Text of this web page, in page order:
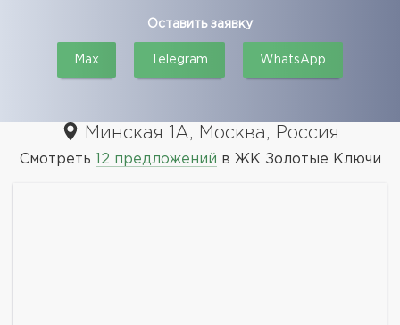
Оставить заявку
Max Telegram WhatsApp
Минская 1А, Москва, Россия
Смотреть 12 предложений в ЖК Золотые Ключи